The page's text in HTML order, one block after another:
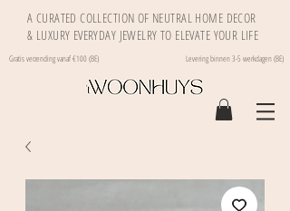
A CURATED COLLECTION OF NEUTRAL HOME DECOR
& LUXURY EVERYDAY JEWELRY TO ELEVATE YOUR LIFE
Gratis verzending vanaf €100 (BE) Levering binnen 3-5 werkdagen (BE)